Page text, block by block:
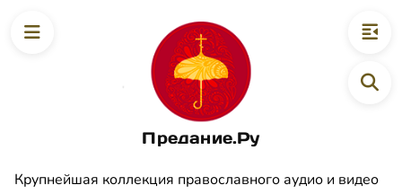
Предание.Ру
Крупнейшая коллекция православного аудио и видео